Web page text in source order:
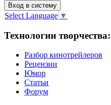
Select Language ▼
Технологии творчества:
Разбор кинотрейлеров
Рецензии
Юмор
Статьи
Форум